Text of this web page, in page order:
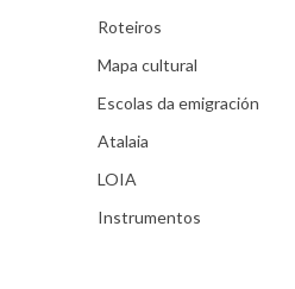
Roteiros
Mapa cultural
Escolas da emigración
Atalaia
LOIA
Instrumentos